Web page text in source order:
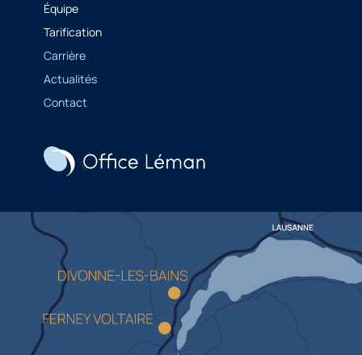
Équipe
Tarification
Carrière
Actualités
Contact